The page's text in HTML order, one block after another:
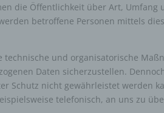
die Öffentlichkeit über Art, Umfang
betroffene Personen mittels
und organisatorische
Daten sicherzustellen.
Schutz nicht gewährleistet werden
telefonisch, an uns zu